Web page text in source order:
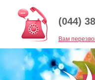
(044)
Baм